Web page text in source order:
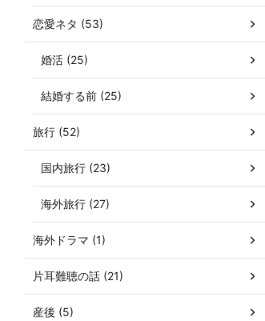
恋愛ネタ (53)
婚活 (25)
結婚する前 (25)
旅行 (52)
国内旅行 (23)
海外旅行 (27)
海外ドラマ (1)
片耳難聴の話 (21)
産後 (5)